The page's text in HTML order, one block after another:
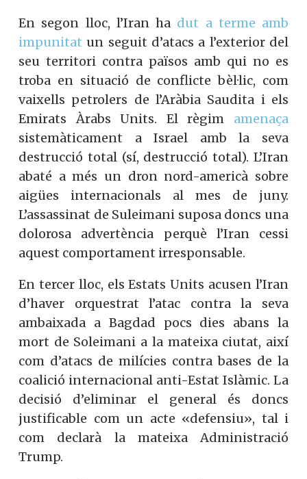
En segon lloc, l’Iran ha dut a terme amb
impunitat un seguit d’atacs a l’exterior del
seu territori contra països amb qui no es
troba en situació de conflicte bèl·lic, com
vaixells petrolers de l’Aràbia Saudita i els
Emirats Àrabs Units. El règim amenaça
sistemàticament a Israel amb la seva
destrucció total (sí, destrucció total). L’Iran
abaté a més un dron nord-americà sobre
aigües internacionals al mes de juny.
L’assassinat de Suleimani suposa doncs una
dolorosa advertència perquè l’Iran cessi
aquest comportament irresponsable.
En tercer lloc, els Estats Units acusen l’Iran
d’haver orquestrat l’atac contra la seva
ambaixada a Bagdad pocs dies abans la
mort de Soleimani a la mateixa ciutat, així
com d’atacs de milícies contra bases de la
coalició internacional anti-Estat Islàmic. La
decisió d’eliminar el general és doncs
justificable com un acte «defensiu», tal i
com declarà la mateixa Administració
Trump.